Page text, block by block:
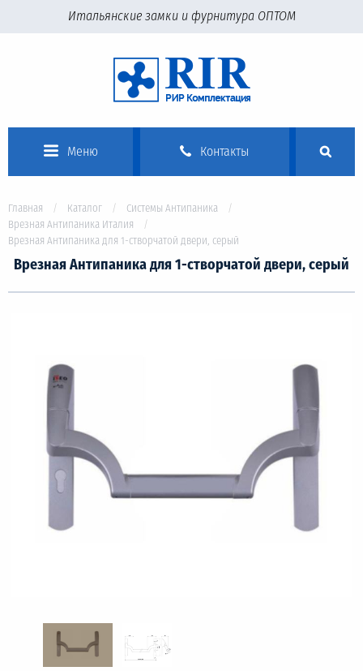
Итальянские замки и фурнитура ОПТОМ
Меню Контакты
Главная Каталог
Системы Антипаника
Врезная Антипаника Италия
Врезная Антипаника для 1-створчатой двери, серый
Врезная Антипаника для 1-створчатой двери, серый